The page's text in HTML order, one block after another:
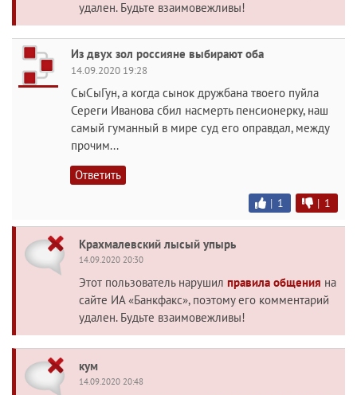
удален. Будьте взаимовежливы!
Из двух зол россияне выбирают оба
14.09.2020 19:28
СыСыГун, а когда сынок дружбана твоего пуйла
Сереги Иванова сбил насмерть пенсионерку, наш
самый гуманный в мире суд его оправдал, между
прочим...
Ответить
| 1 | 1
Крахмалевский лысый упырь
14.09.2020 20:30
Этот пользователь нарушил правила общения на
сайте ИА «Банкфакс», поэтому его комментарий
удален. Будьте взаимовежливы!
кум
14.09.2020 20:48